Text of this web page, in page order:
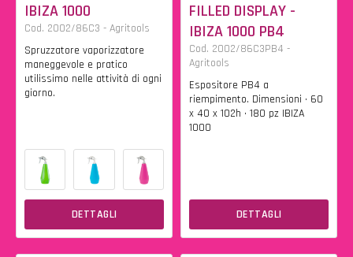
IBIZA 1000
Cod. 2002/86C3 - Agritools
Spruzzatore vaporizzatore
maneggevole e pratico
utilissimo nelle attività di ogni
giorno.
DETTAGLI
FILLED DISPLAY -
IBIZA 1000 PB4
Cod. 2002/86C3PB4 -
Agritools
Espositore PB4 a
riempimento. Dimensioni • 60
x 40 x 102h • 180 pz IBIZA
1000
DETTAGLI